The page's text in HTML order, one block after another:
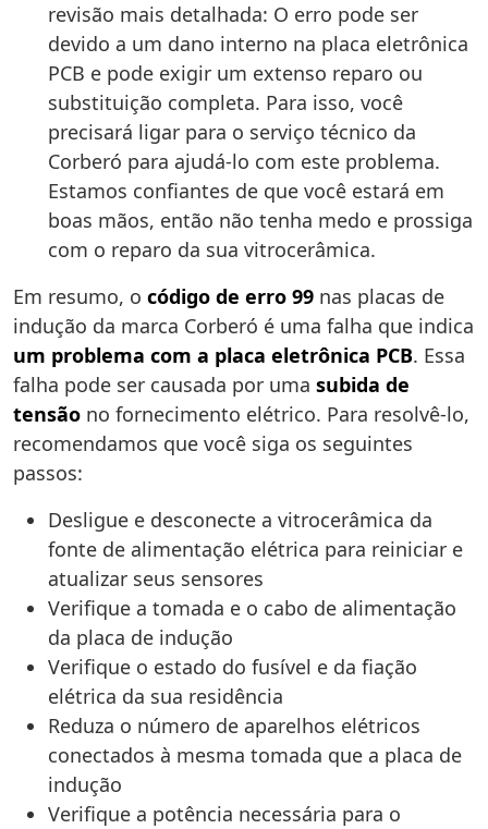
revisão mais detalhada: O erro pode ser
devido a um dano interno na placa eletrônica
PCB e pode exigir um extenso reparo ou
substituição completa. Para isso, você
precisará ligar para o serviço técnico da
Corberó para ajudá-lo com este problema.
Estamos confiantes de que você estará em
boas mãos, então não tenha medo e prossiga
com o reparo da sua vitrocerâmica.
Em resumo, o código de erro 99 nas placas de
indução da marca Corberó é uma falha que indica
um problema com a placa eletrônica PCB. Essa
falha pode ser causada por uma subida de
tensão no fornecimento elétrico. Para resolvê-lo,
recomendamos que você siga os seguintes
passos:
Desligue e desconecte a vitrocerâmica da
fonte de alimentação elétrica para reiniciar e
atualizar seus sensores
Verifique a tomada e o cabo de alimentação
da placa de indução
Verifique o estado do fusível e da fiação
elétrica da sua residência
Reduza o número de aparelhos elétricos
conectados à mesma tomada que a placa de
indução
Verifique a potência necessária para o